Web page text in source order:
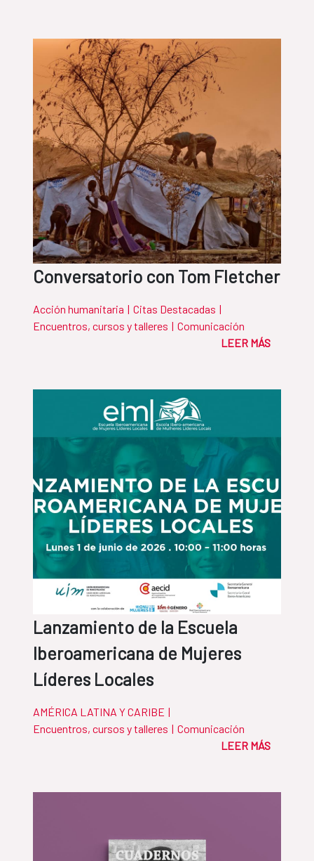
Conversatorio con Tom Fletcher
Acción humanitaria | Citas Destacadas |
Encuentros, cursos y talleres | Comunicación
LEER MÁS
Lanzamiento de la Escuela
Iberoamericana de Mujeres
Líderes Locales
AMÉRICA LATINA Y CARIBE |
Encuentros, cursos y talleres | Comunicación
LEER MÁS